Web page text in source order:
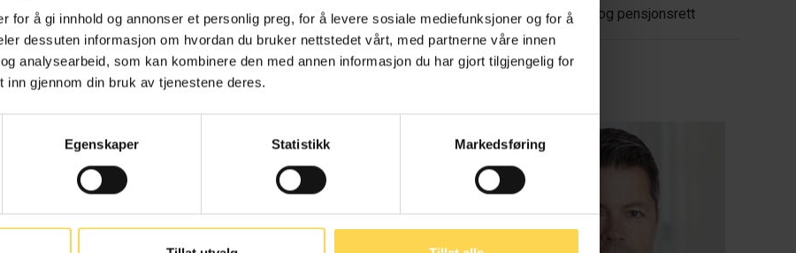
for å gi innhold og annonser et personlig preg, for å levere sosiale mediefunksjoner og for å
dessuten informasjon om hvordan du bruker nettstedet vårt, med partnerne våre innen
analysearbeid, som kan kombinere den med annen informasjon du har gjort tilgjengelig for
inn gjennom din bruk av tjenestene deres.
Egenskaper Statistikk Markedsføring
, kontrakts- og boligrett Energi, petroleum og offshore Trygderett og pensjonsrett